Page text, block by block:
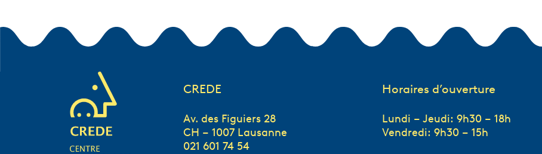
CREDE
Av. des Figuiers 28
CH – 1007 Lausanne
021 601 74 54
Horaires d’ouverture
Lundi – Jeudi: 9h30 – 18h
Vendredi: 9h30 – 15h